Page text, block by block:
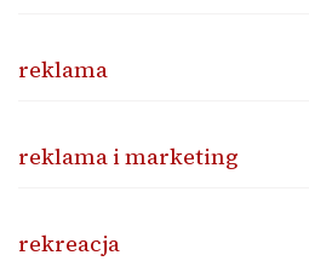
reklama
reklama i marketing
rekreacja